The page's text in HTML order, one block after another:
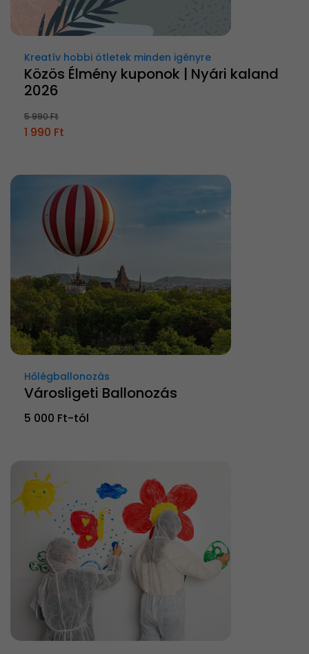
Kreatív hobbi ötletek minden igényre
Közös Élmény kuponok | Nyári kaland
2026
5 990 Ft
1 990 Ft
Hőlégballonozás
Városligeti Ballonozás
5 000 Ft-tól